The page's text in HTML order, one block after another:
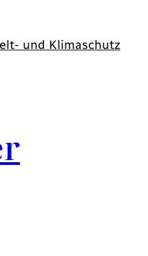
und Klimaschutz